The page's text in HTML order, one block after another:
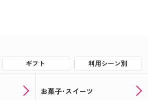
ギフト 利用シーン別
お菓子･スイーツ